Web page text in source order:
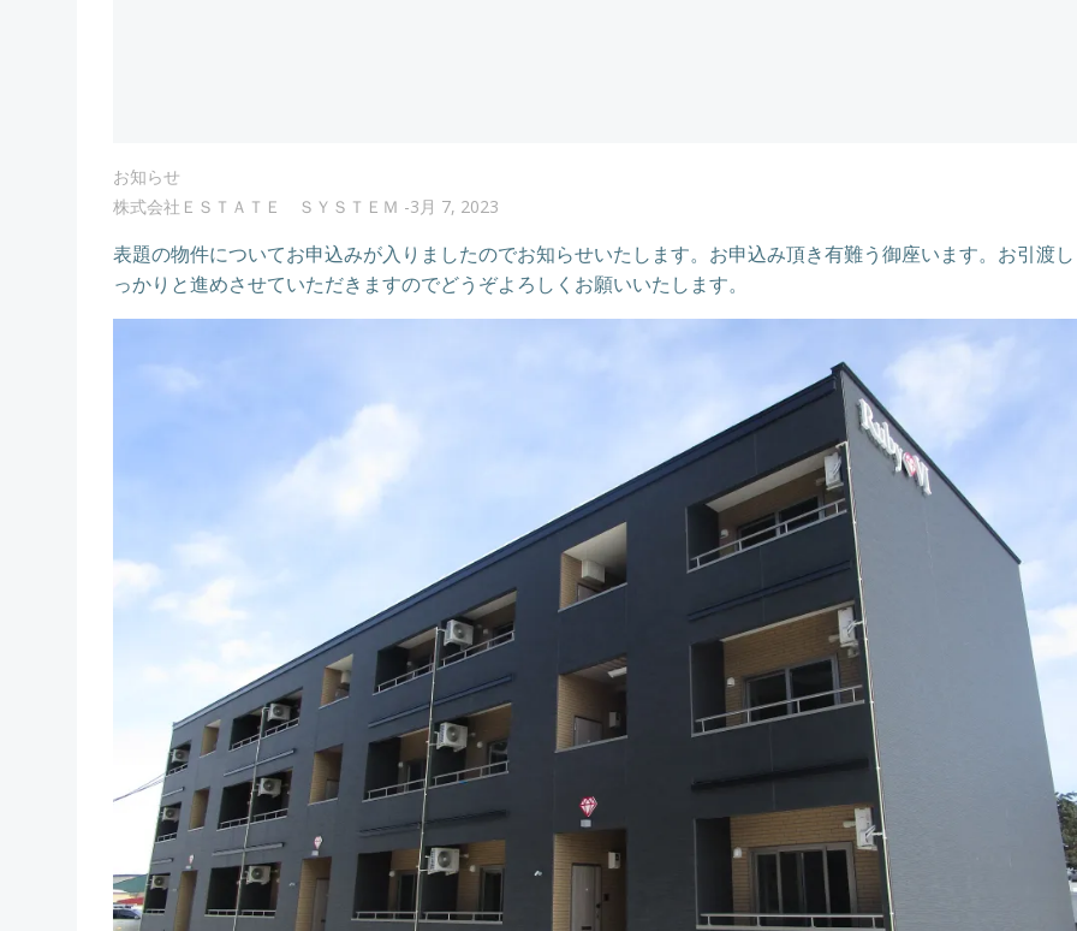
お知らせ
株式会社ＥＳＴＡＴＥ ＳＹＳＴＥＭ -3月 7, 2023
表題の物件についてお申込みが入りましたのでお知らせいたします。お申込み頂き有難う御座います。お引渡
っかりと進めさせていただきますのでどうぞよろしくお願いいたします。